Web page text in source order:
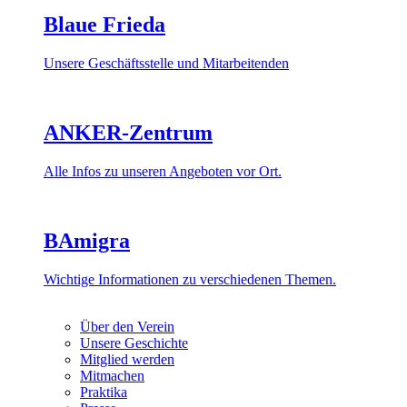
Blaue Frieda
Unsere Geschäftsstelle und Mitarbeitenden
ANKER-Zentrum
Alle Infos zu unseren Angeboten vor Ort.
BAmigra
Wichtige Informationen zu verschiedenen Themen.
Über den Verein
Unsere Geschichte
Mitglied werden
Mitmachen
Praktika